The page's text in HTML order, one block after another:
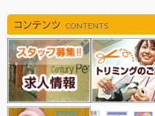
コンテンツ CONTENTS